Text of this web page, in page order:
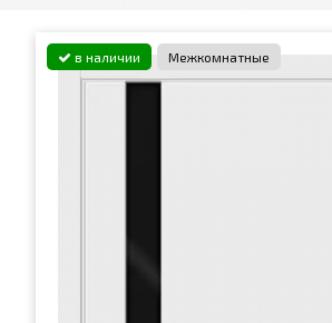
в наличии Межкомнатные